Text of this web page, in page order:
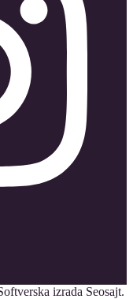
izrada Seosajt.